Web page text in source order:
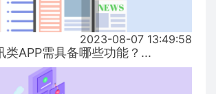
2023-08-07 13:49:58
类APP需具备哪些功能？...